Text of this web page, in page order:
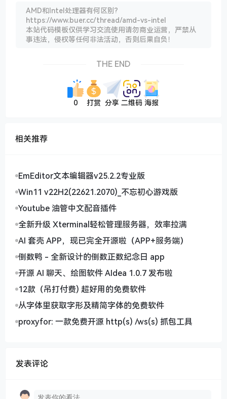
们：除非你是极致电竞玩家，否则没必要为那几帧差距
纠结。
有意思的是，Intel最近几代处理器在DDR5内存支持上
更激进，像最新的14代酷睿原生支持5600MHz，而
AMD官方则保守地停留在5200MHz。这导致某些吃内
右的优势。不过AMD平台的内存超频潜力反而更好，
这算是个有趣的补偿。
去年给同事装机时印象深刻：同样标注65W TDP的处
——Intel平台不得不配更好的散热器。不过话说回来，
Intel的瞬时爆发性能确实强，Photoshop这类短时负
载应用启动速度能快0.5秒左右。
说到专业应用，AMD在Blender这类渲染软件中的优势
Premiere Pro用户可能要更青睐Intel，特别是配合Arc
显卡时的编解码加速，4K视频导出能快30秒左右。这
让我想起个趣事：某视频工作室为了这半小时的生产力
提升，硬是把全公司电脑都换成了Intel平台。
最后提个实用建议：现在CPU-Z 2.16已经支持检测
Ryzen AI处理器了，如果你想深入了解自己电脑的处理
能力，不妨下载个最新版跑个分。毕竟数字不会说谎，
比？这就像选咖啡，有人要浓缩的爆发力，有人偏爱美
AMD和Intel处理器有何区别?
https://www.buer.cc/thread/amd-vs-intel
本站代码模板仅供学习交流使用请勿商业运营，严禁从
事违法，侵权等任何非法活动，否则后果自负！
THE END
0 打赏 分享 二维码 海报
相关推荐
EmEditor文本编辑器v25.2.2专业版
Win11 v22H2(22621.2070)_不忘初心游戏版
Youtube 油管中文配音插件
全新升级 Xterminal轻松管理服务器，效率拉满
AI 套壳 APP，现已完全开源啦（APP+服务端）
倒数鸭 - 全新设计的倒数正数纪念日 app
开源 AI 聊天、绘图软件 AIdea 1.0.7 发布啦
12款（吊打付费) 超好用的免费软件
从字体里获取字形及精简字体的免费软件
proxyfor: 一款免费开源 http(s) /ws(s) 抓包工具
发表评论